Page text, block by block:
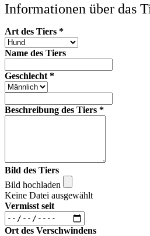
Informationen über das
Art des Tiers *
Name des Tiers
Geschlecht *
Beschreibung des Tiers *
Bild des Tiers
Bild hochladen
Keine Datei ausgewählt
Vermisst seit
Ort des Verschwindens